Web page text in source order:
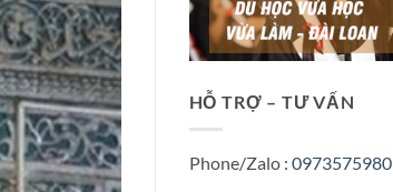
HỖ TRỢ – TƯ VẤN
Phone/Zalo : 0973575980